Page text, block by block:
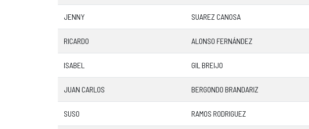
JENNY SUAREZ CANOSA
RICARDO ALONSO FERNÁNDEZ
ISABEL GIL BREIJO
JUAN CARLOS BERGONDO BRANDARIZ
SUSO RAMOS RODRIGUEZ